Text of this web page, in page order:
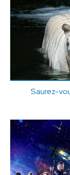
Saurez-